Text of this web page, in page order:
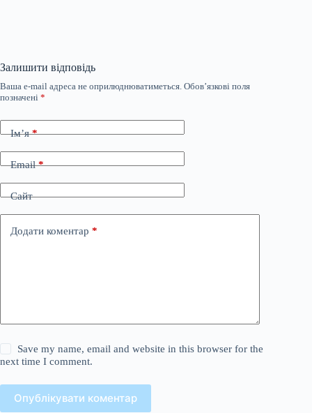
Залишити відповідь
Ваша e-mail адреса не оприлюднюватиметься. Обов’язкові поля
позначені *
Ім’я*
Email*
Сайт
Додати коментар *
Save my name, email and website in this browser for the
next time I comment.
Опублікувати коментар